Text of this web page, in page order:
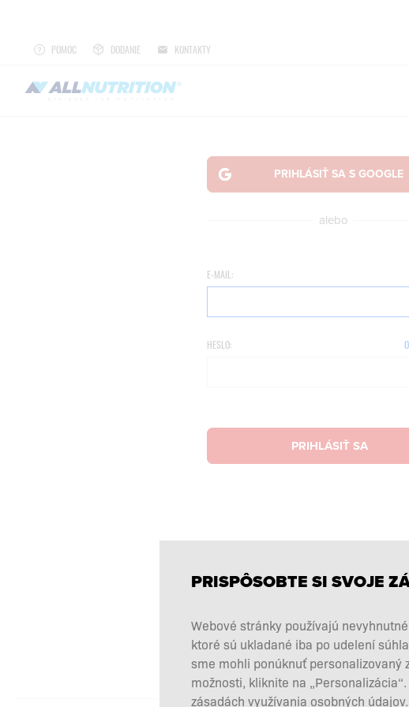
POMOC DODANIE KONTAKTY
alebo
E-MAIL:
HESLO:
PRIHLÁSIŤ SA
PRISPÔSOBTE SI SVOJE
Webové stránky používajú
ktoré sú ukladané iba po udelení
sme mohli ponúknuť personalizovaný
možnosti, kliknite na
zásadách využívania osobných údajov.